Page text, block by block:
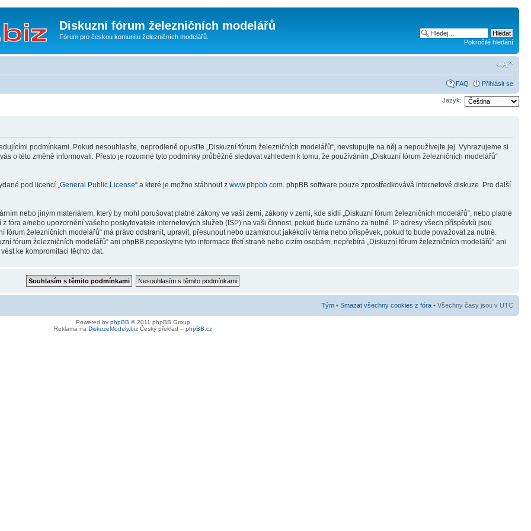
Diskuzní fórum železničních modelářů
Fórum pro českou komunitu železničních modelářů.
Pokročilé hledání
FAQ Přihlásit se
Jazyk:
podmínkami. Pokud nesouhlasíte, neprodleně opusťte „Diskuzní fórum železničních modelářů“, nevstupujte na něj a nepoužívejte jej. Vyhrazujeme si
o této změně informovali. Přesto je rozumné tyto podmínky průběžně sledovat vzhledem k tomu, že používáním „Diskuzní fórum železničních modelářů“
pod licencí „General Public License“ a které je možno stáhnout z www.phpbb.com. phpBB software pouze zprostředkovává internetové diskuze. Pro další
nebo jiným materiálem, který by mohl porušovat platné zákony ve vaší zemi, zákony v zemi, kde sídlí „Diskuzní fórum železničních modelářů“, nebo platné
fóra a/nebo upozornění vašeho poskytovatele internetových služeb (ISP) na vaši činnost, pokud bude uznáno za nutné. IP adresy všech příspěvků jsou
železničních modelářů“ má právo odstranit, upravit, přesunout nebo uzamknout jakékoliv téma nebo příspěvek, pokud to bude považovat za nutné.
fórum železničních modelářů“ ani phpBB neposkytne tyto informace třetí straně nebo cizím osobám, nepřebírá „Diskuzní fórum železničních modelářů“ ani
ke kompromitaci těchto dat.
Tým • Smazat všechny cookies z fóra • Všechny časy jsou v UTC
Powered by phpBB © 2011 phpBB Group
Reklama na DiskuzeModely.bizČeský překlad – phpBB.cz